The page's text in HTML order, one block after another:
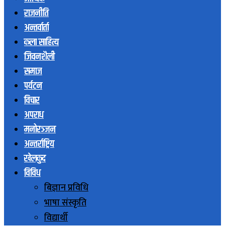
राजनीति
अन्तर्वार्ता
कला साहित्य
जिवनशैली
समाज
पर्यटन
विचार
अपराध
मनोरञ्जन
अन्तर्राष्ट्रिय
खेलकुद
विविध
बिज्ञान प्रविधि
भाषा संस्कृति
विद्यार्थी